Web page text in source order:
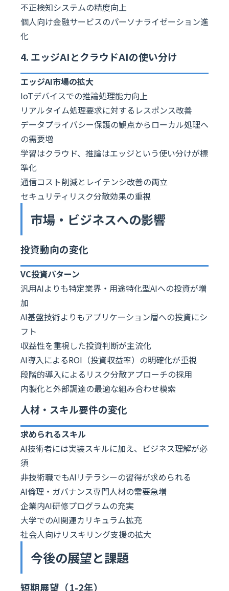
不正検知システムの精度向上
個人向け金融サービスのパーソナライゼーション進
化
4. エッジAIとクラウドAIの使い分け
エッジAI市場の拡大
IoTデバイスでの推論処理能力向上
リアルタイム処理要求に対するレスポンス改善
データプライバシー保護の観点からローカル処理へ
の需要増
学習はクラウド、推論はエッジという使い分けが標
準化
通信コスト削減とレイテンシ改善の両立
セキュリティリスク分散効果の重視
市場・ビジネスへの影響
投資動向の変化
VC投資パターン
汎用AIよりも特定業界・用途特化型AIへの投資が増
加
AI基盤技術よりもアプリケーション層への投資にシ
フト
収益性を重視した投資判断が主流化
AI導入によるROI（投資収益率）の明確化が重視
段階的導入によるリスク分散アプローチの採用
内製化と外部調達の最適な組み合わせ模索
人材・スキル要件の変化
求められるスキル
AI技術者には実装スキルに加え、ビジネス理解が必
須
非技術職でもAIリテラシーの習得が求められる
AI倫理・ガバナンス専門人材の需要急増
企業内AI研修プログラムの充実
大学でのAI関連カリキュラム拡充
社会人向けリスキリング支援の拡大
今後の展望と課題
短期展望（1-2年）